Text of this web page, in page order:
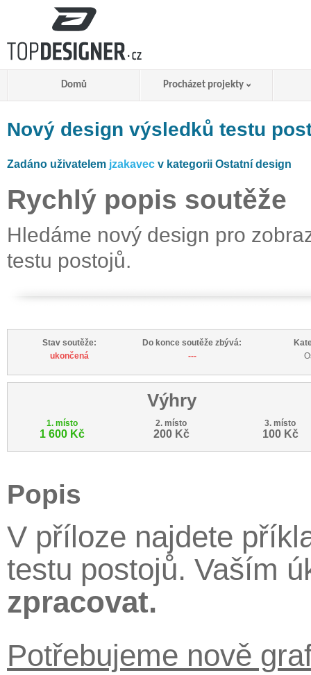
Domů Procházet projekty
Nový design výsledků testu
Zadáno uživatelem jzakavec v kategorii Ostatní design
Rychlý popis soutěže
Hledáme nový design pro
testu postojů.
Stav soutěže:
ukončená
Do konce soutěže zbývá:
---
Výhry
1. místo
1 600 Kč
2. místo
200 Kč
3. místo
100 Kč
Popis
V příloze najdete
testu postojů. Vaším
zpracovat.
Potřebujeme nově